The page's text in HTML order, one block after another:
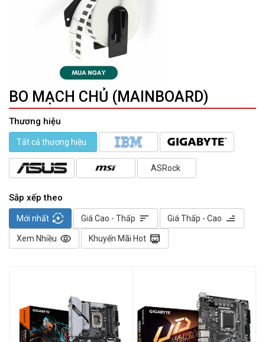
BO MẠCH CHỦ (MAINBOARD)
Thương hiệu
Tất cả thương hiệu
ASRock
Sắp xếp theo
Mới nhất auto_mode Giá Cao - Thấp sort Giá Thấp - Cao sort
Xem Nhiều visibility Khuyến Mãi Hot redeem